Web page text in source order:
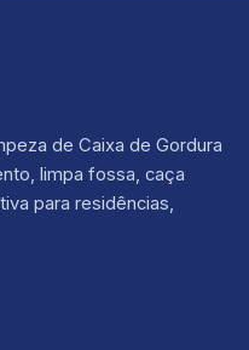
de Caixa de Gordura
limpa fossa, caça
para residências,